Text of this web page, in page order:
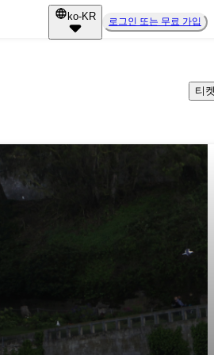
ko-KR 로그인 또는 무료 가입
티